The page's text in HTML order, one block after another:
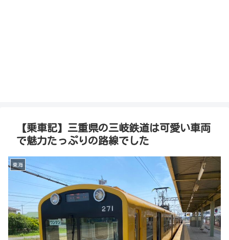
【乗車記】三重県の三岐鉄道は可愛い車両
で魅力たっぷりの路線でした
東海